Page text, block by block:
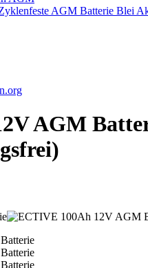
AGM Batterie Blei
AGM